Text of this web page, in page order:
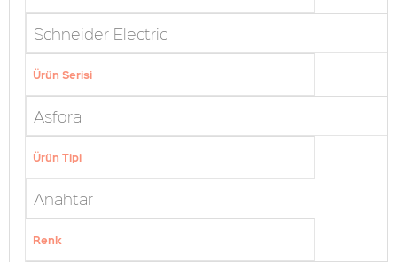
Schneider Electric
Ürün Serisi
Asfora
Ürün Tipi
Anahtar
Renk